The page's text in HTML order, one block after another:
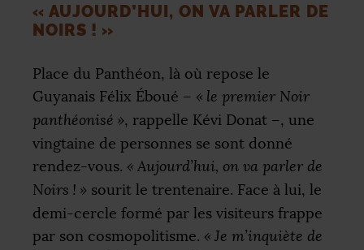
« AUJOURD’HUI, ON VA PARLER DE
NOIRS ! »
Place du Panthéon, là où repose le
Guyanais Félix Éboué – « le premier Noir
panthéonisé », rappelle Kévi Donat –, une
vingtaine de personnes se sont donné
rendez-vous. « Aujourd’hui, on va parler de
Noirs ! » sourit le trentenaire. Face à lui, le
demi-cercle formé par les visiteurs frappe
par son cosmopolitisme. « Je m’inquiète de